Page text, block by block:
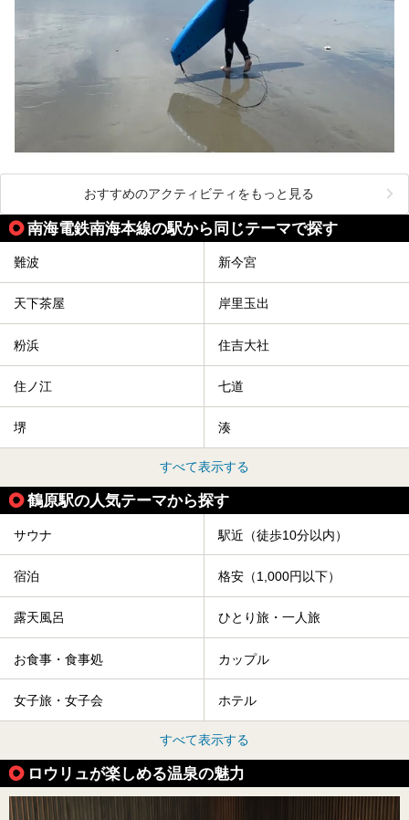
おすすめのアクティビティをもっと見る
南海電鉄南海本線の駅から同じテーマで探す
難波 新今宮
天下茶屋 岸里玉出
粉浜 住吉大社
住ノ江 七道
堺 湊
すべて表示する
鶴原駅の人気テーマから探す
サウナ 駅近（徒歩10分以内）
宿泊 格安（1,000円以下）
露天風呂 ひとり旅・一人旅
お食事・食事処 カップル
女子旅・女子会 ホテル
すべて表示する
ロウリュが楽しめる温泉の魅力